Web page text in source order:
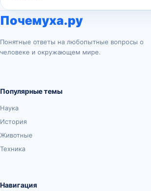
Почемуха.ру
Понятные ответы на любопытные вопросы о
человеке и окружающем мире.
Популярные темы
Наука
История
Животные
Техника
Навигация